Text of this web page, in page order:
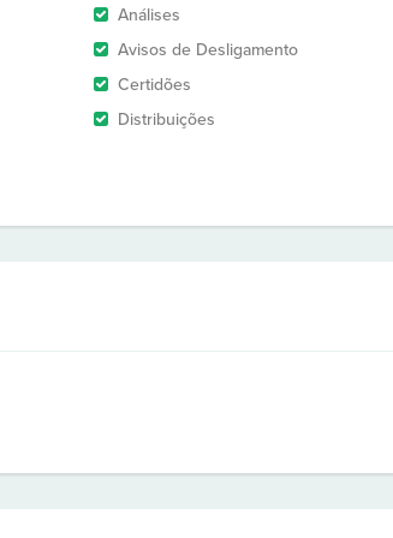
Análises
Avisos de Desligamento
Certidões
Distribuições